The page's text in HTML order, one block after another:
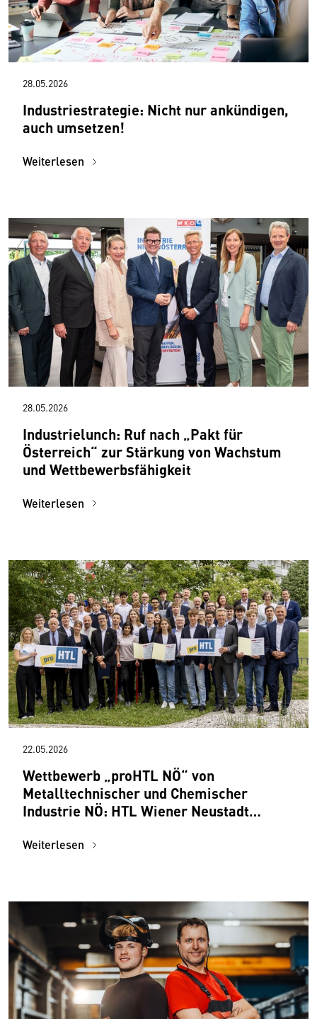
28.05.2026
Industriestrategie: Nicht nur ankündigen,
auch umsetzen!
Weiterlesen
28.05.2026
Industrielunch: Ruf nach „Pakt für
Österreich“ zur Stärkung von Wachstum
und Wettbewerbsfähigkeit
Weiterlesen
22.05.2026
Wettbewerb „proHTL NÖ“ von
Metalltechnischer und Chemischer
Industrie NÖ: HTL Wiener Neustadt
Weiterlesen